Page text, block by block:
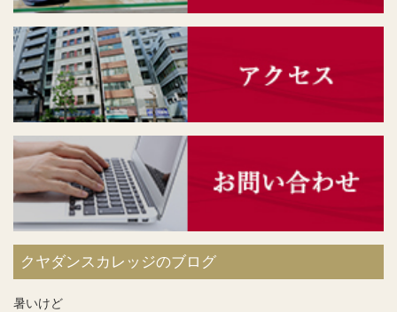
クヤダンスカレッジのブログ
暑いけど